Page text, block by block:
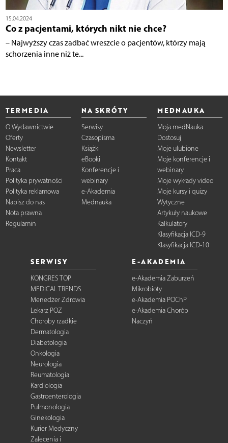
15.04.2024
Co z pacjentami, których nikt nie chce?
– Najwyższy czas zadbać wreszcie o pacjentów, którzy mają
schorzenia inne niż te...
TERMEDIA
O Wydawnictwie
Oferty
Newsletter
Kontakt
Praca
Polityka prywatności
Polityka reklamowa
Napisz do nas
Nota prawna
Regulamin
NA SKRÓTY
Serwisy
Czasopisma
Książki
eBooki
Konferencje i
webinary
e-Akademia
Mednauka
MEDNAUKA
Moja medNauka
Dostosuj
Moje ulubione
Moje konferencje i
webinary
Moje wykłady video
Moje kursy i quizy
Wytyczne
Artykuły naukowe
Kalkulatory
Klasyfikacja ICD-9
Klasyfikacja ICD-10
SERWISY
KONGRES TOP
MEDICAL TRENDS
Menedżer Zdrowia
Lekarz POZ
Choroby rzadkie
Dermatologia
Diabetologia
Onkologia
Neurologia
Reumatologia
Kardiologia
Gastroenterologia
Pulmonologia
Ginekologia
Kurier Medyczny
Zalecenia i
E-AKADEMIA
e-Akademia Zaburzeń
Mikrobioty
e-Akademia POChP
e-Akademia Chorób
Naczyń